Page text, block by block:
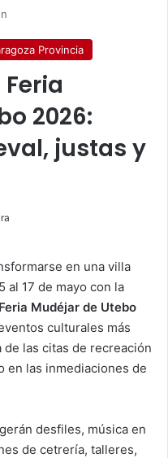
Provincia
2026:
justas y
en una villa
al 17 de mayo con la
Feria Mudéjar de Utebo
culturales más
las citas de recreación
en las inmediaciones de
desfiles, música en
de cetrería, talleres,